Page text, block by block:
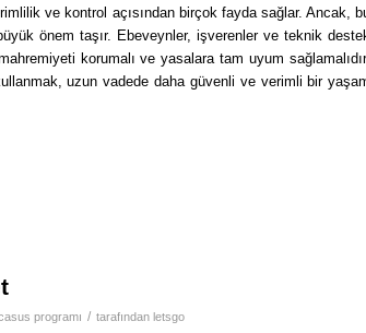
ve kontrol açısından birçok fayda sağlar. Ancak,
önem taşır. Ebeveynler, işverenler ve teknik
korumalı ve yasalara tam uyum
uzun vadede daha güvenli ve verimli bir
programı / tarafından letsgo